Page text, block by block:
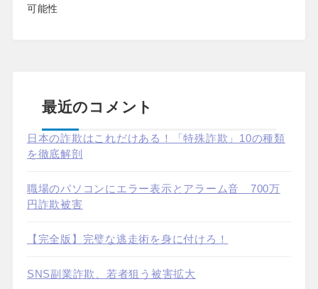
可能性
最近のコメント
日本の詐欺はこれだけある！「特殊詐欺」10の種類
を徹底解剖
職場のパソコンにエラー表示とアラーム音 700万
円詐欺被害
【完全版】完璧な逃走術を身に付けろ！
SNS副業詐欺、若者狙う被害拡大